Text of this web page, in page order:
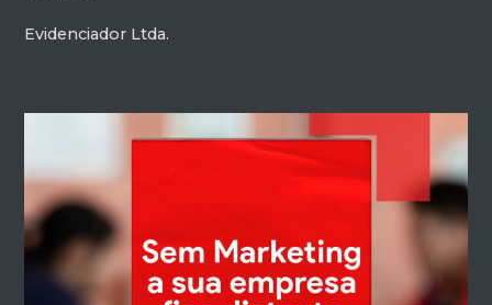
Evidenciador Ltda.